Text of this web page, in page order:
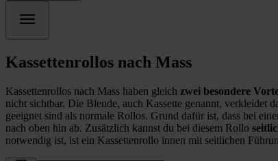
Kassettenrollos nach Mass
Kassettenrollos nach Mass haben gleich zwei besondere
nicht sichtbar. Die Blende, auch Kassette genannt, verkleidet
geeignet sind als normale Rollos. Grund dafür ist, dass bei
nach oben hin ab. Zusätzlich kannst du bei diesem Rollo
notwendig ist, ist ein Kassettenrollo innen mit seitlichen